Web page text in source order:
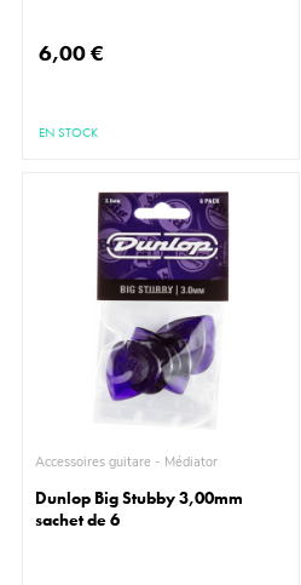
6,00 €
EN STOCK
Accessoires guitare - Médiator
Dunlop Big Stubby 3,00mm
sachet de 6